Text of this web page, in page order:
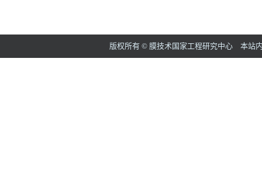
版权所有 © 膜技术国家工程研究中心 本站